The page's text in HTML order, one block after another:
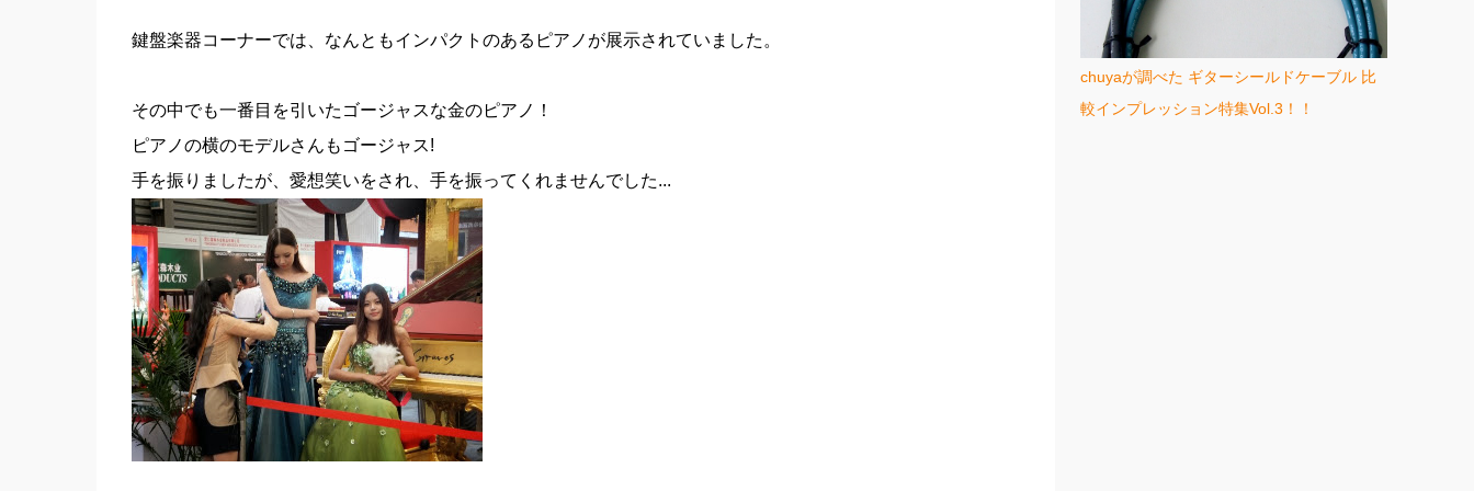
鍵盤楽器コーナーでは、なんともインパクトのあるピアノが展示されていました。
その中でも一番目を引いたゴージャスな金のピアノ！
ピアノの横のモデルさんもゴージャス!
手を振りましたが、愛想笑いをされ、手を振ってくれませんでした...
chuyaが調べた ギターシールドケーブル 比
較インプレッション特集Vol.3！！